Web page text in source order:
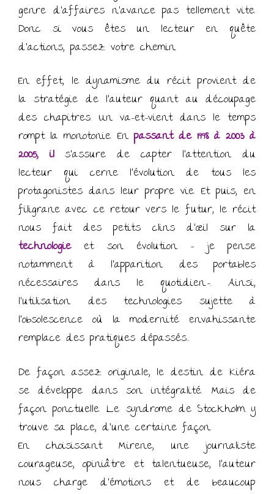
genre d’affaires n’avance pas tellement vite.
Donc si vous êtes un lecteur en quête
d’actions, passez votre chemin.
En effet, le dynamisme du récit provient de
la stratégie de l’auteur quant au découpage
des chapitres. Un va-et-vient dans le temps
rompt la monotonie. Enpassant de 1998 à 2003 à
2005, ils’assure de capter l’attention du
lecteur qui cerne l’évolution de tous les
protagonistes dans leur propre vie. Et puis, en
filigrane avec ce retour vers le futur, le récit
nous fait des petits clins d’œil sur la
technologieet son évolution – je pense
notamment à l’apparition des portables
nécessaires dans le quotidien.-. Ainsi,
l’utilisation des technologies sujette à
l’obsolescence où la modernité envahissante
remplace des pratiques dépassés…
De façon assez originale, le destin de Kiéra
se développe dans son intégralité. Mais de
façon ponctuelle. Le syndrome de Stockholm y
trouve sa place, d’une certaine façon.
En choisissant Mirene, une journaliste
courageuse, opiniâtre et talentueuse, l’auteur
nous charge d’émotions et de beaucoup